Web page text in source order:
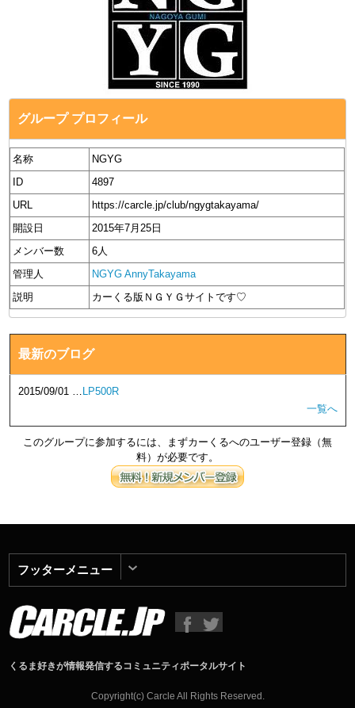
グループ プロフィール
名称
NGYG
ID
4897
URL
https://carcle.jp/club/ngygtakayama/
開設日
2015年7月25日
メンバー数
6人
管理人
NGYG AnnyTakayama
説明
カーくる版ＮＧＹＧサイトです♡
最新のブログ
2015/09/01 … LP500R
一覧へ
このグループに参加するには、まずカーくるへのユーザー登録（無
料）が必要です。
フッターメニュー
くるま好きが情報発信するコミュニティポータルサイト
Copyright(c) Carcle All Rights Reserved.